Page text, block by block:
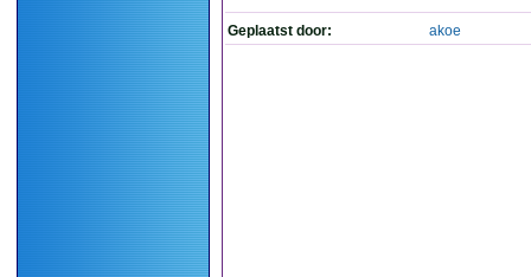
Geplaatst door: akoe